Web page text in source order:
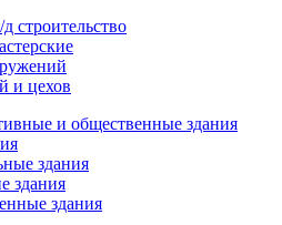
строительство
и цехов
и общественные здания
здания
здания
здания